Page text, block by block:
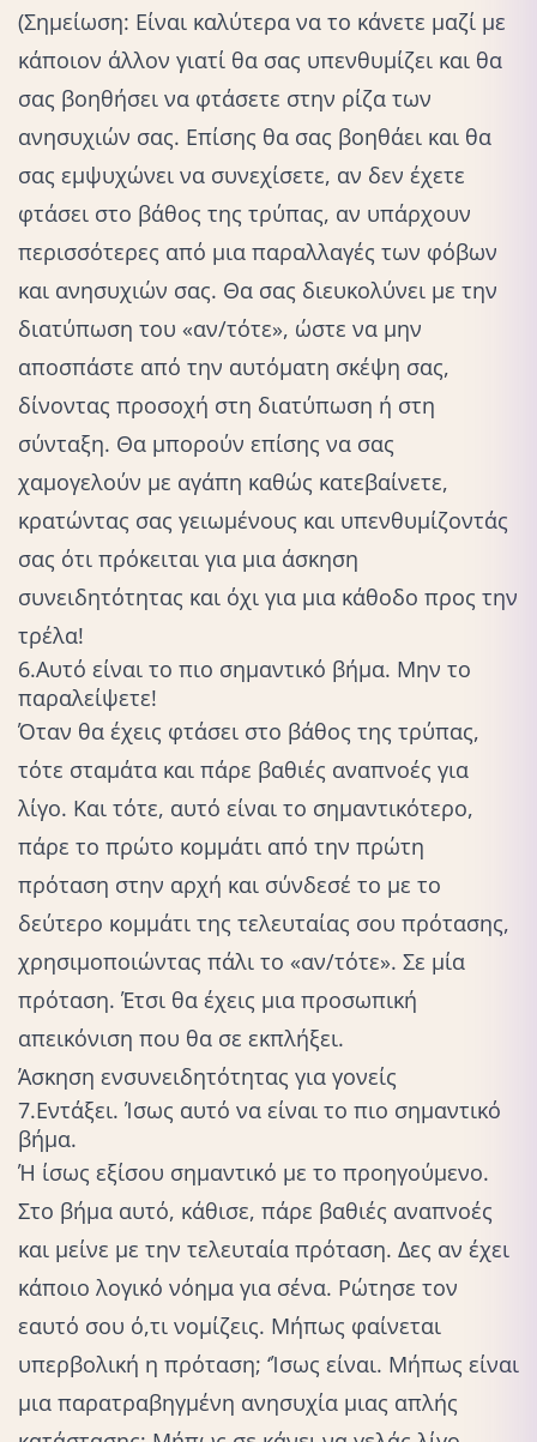
(Σημείωση: Είναι καλύτερα να το κάνετε μαζί με
κάποιον άλλον γιατί θα σας υπενθυμίζει και θα
σας βοηθήσει να φτάσετε στην ρίζα των
ανησυχιών σας. Επίσης θα σας βοηθάει και θα
σας εμψυχώνει να συνεχίσετε, αν δεν έχετε
φτάσει στο βάθος της τρύπας, αν υπάρχουν
περισσότερες από μια παραλλαγές των φόβων
και ανησυχιών σας. Θα σας διευκολύνει με την
διατύπωση του «αν/τότε», ώστε να μην
αποσπάστε από την αυτόματη σκέψη σας,
δίνοντας προσοχή στη διατύπωση ή στη
σύνταξη. Θα μπορούν επίσης να σας
χαμογελούν με αγάπη καθώς κατεβαίνετε,
κρατώντας σας γειωμένους και υπενθυμίζοντάς
σας ότι πρόκειται για μια άσκηση
συνειδητότητας και όχι για μια κάθοδο προς την
τρέλα!
6.Αυτό είναι το πιο σημαντικό βήμα. Μην το
παραλείψετε!
Όταν θα έχεις φτάσει στο βάθος της τρύπας,
τότε σταμάτα και πάρε βαθιές αναπνοές για
λίγο. Και τότε, αυτό είναι το σημαντικότερο,
πάρε το πρώτο κομμάτι από την πρώτη
πρόταση στην αρχή και σύνδεσέ το με το
δεύτερο κομμάτι της τελευταίας σου πρότασης,
χρησιμοποιώντας πάλι το «αν/τότε». Σε μία
πρόταση. Έτσι θα έχεις μια προσωπική
απεικόνιση που θα σε εκπλήξει.
Άσκηση ενσυνειδητότητας για γονείς
7.Εντάξει. Ίσως αυτό να είναι το πιο σημαντικό
βήμα.
Ή ίσως εξίσου σημαντικό με το προηγούμενο.
Στο βήμα αυτό, κάθισε, πάρε βαθιές αναπνοές
και μείνε με την τελευταία πρόταση. Δες αν έχει
κάποιο λογικό νόημα για σένα. Ρώτησε τον
εαυτό σου ό,τι νομίζεις. Μήπως φαίνεται
υπερβολική η πρόταση; ‘Ίσως είναι. Μήπως είναι
μια παρατραβηγμένη ανησυχία μιας απλής